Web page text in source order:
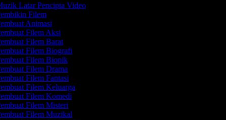
Latar Pencipta Video
Filem
Animasi
Filem Aksi
Filem Barat
Filem Biografi
Filem Biopik
Filem Drama
Filem Fantasi
Filem Keluarga
Filem Komedi
Filem Misteri
Filem Muzikal